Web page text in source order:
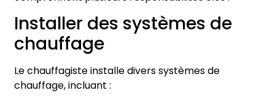
Installer des systèmes de
chauffage
Le chauffagiste installe divers systèmes de
chauffage, incluant :